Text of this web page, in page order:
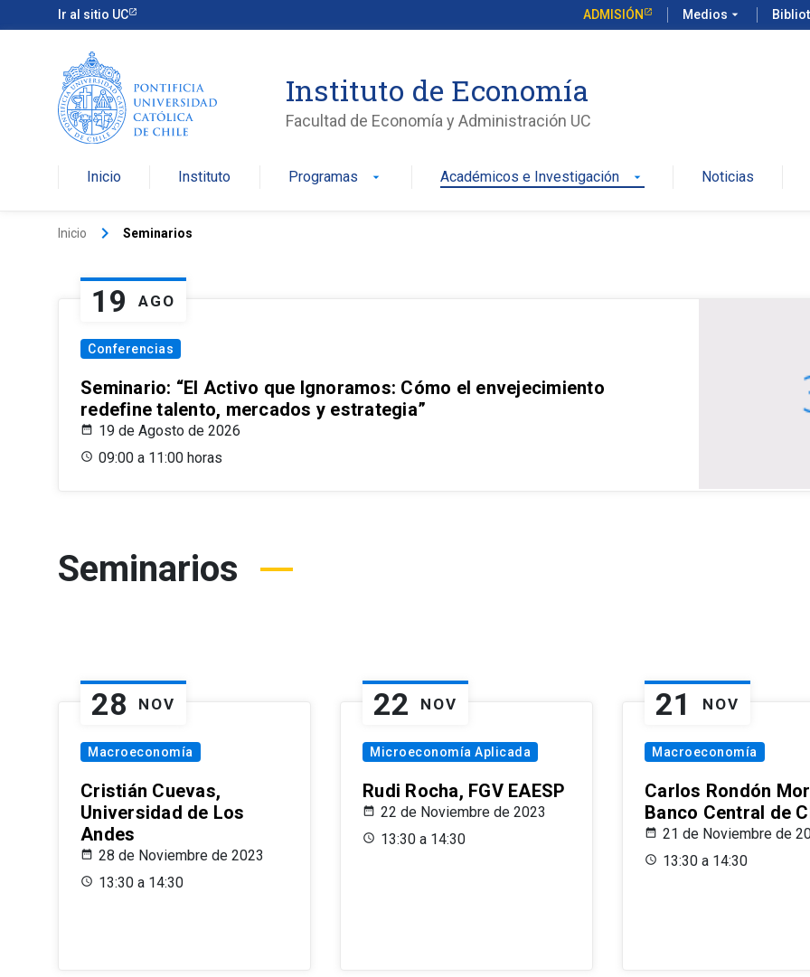
Ir al sitio UC ADMISIÓN Medios arrow_drop_down
Instituto de Economía
Facultad de Economía y Administración UC
Inicio Instituto Programas arrow_drop_down Académicos e Investigación arrow_drop_down Noticias
Inicio keyboard_arrow_right Seminarios
19 AGO
Conferencias
Seminario: “El Activo que Ignoramos: Cómo el envejecimiento
redefine talento, mercados y estrategia”
19 de Agosto de 2026
09:00 a 11:00 horas
Seminarios
28 NOV
Macroeconomía
Cristián Cuevas,
Universidad de Los
Andes
28 de Noviembre de 2023
13:30 a 14:30
22 NOV
Microeconomía Aplicada
Rudi Rocha, FGV EAESP
22 de Noviembre de 2023
13:30 a 14:30
21 NOV
Macroeconomía
Carlos Rondón
Banco Central de
21 de Noviembre de
13:30 a 14:30